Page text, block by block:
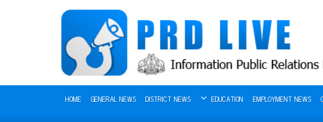
HOME GENERAL NEWS DISTRICT NEWS EDUCATION EMPLOYMENT NEWS